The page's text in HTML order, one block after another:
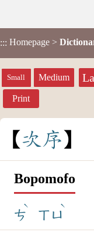
::: Homepage >
Small Medium
Print
次 序
Bopomofo
ㄘ
ˋ
ㄒㄩ
ˋ